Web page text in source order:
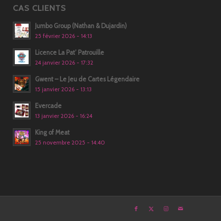
CAS CLIENTS
Jumbo Group (Nathan & Dujardin)
25 février 2026 - 14:13
Licence La Pat’ Patrouille
24 janvier 2026 - 17:32
Gwent – Le Jeu de Cartes Légendaire
15 janvier 2026 - 13:13
Evercade
13 janvier 2026 - 16:24
King of Meat
25 novembre 2025 - 14:40